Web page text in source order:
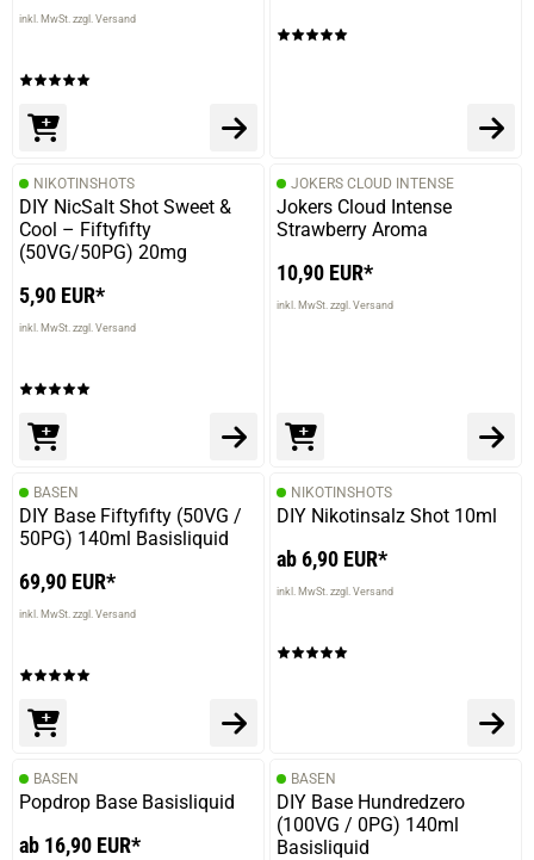
inkl. MwSt. zzgl. Versand
NIKOTINSHOTS
DIY NicSalt Shot Sweet &
Cool – Fiftyfifty
(50VG/50PG) 20mg
5,90 EUR*
inkl. MwSt. zzgl. Versand
JOKERS CLOUD INTENSE
Jokers Cloud Intense
Strawberry Aroma
10,90 EUR*
inkl. MwSt. zzgl. Versand
BASEN
DIY Base Fiftyfifty (50VG /
50PG) 140ml Basisliquid
69,90 EUR*
inkl. MwSt. zzgl. Versand
NIKOTINSHOTS
DIY Nikotinsalz Shot 10ml
ab 6,90 EUR*
inkl. MwSt. zzgl. Versand
BASEN
Popdrop Base Basisliquid
ab 16,90 EUR*
BASEN
DIY Base Hundredzero
(100VG / 0PG) 140ml
Basisliquid